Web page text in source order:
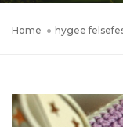
Home hygee